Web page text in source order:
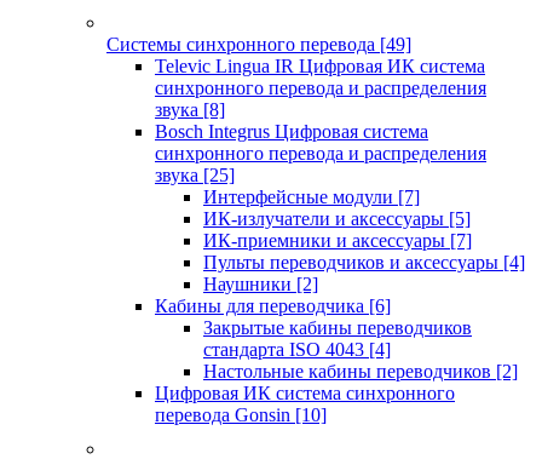
Системы синхронного перевода [49]
Televic Lingua IR Цифровая ИК система
синхронного перевода и распределения
звука [8]
Bosch Integrus Цифровая система
синхронного перевода и распределения
звука [25]
Интерфейсные модули [7]
ИК-излучатели и аксессуары [5]
ИК-приемники и аксессуары [7]
Пульты переводчиков и аксессуары [4]
Наушники [2]
Кабины для переводчика [6]
Закрытые кабины переводчиков
стандарта ISO 4043 [4]
Настольные кабины переводчиков [2]
Цифровая ИК система синхронного
перевода Gonsin [10]